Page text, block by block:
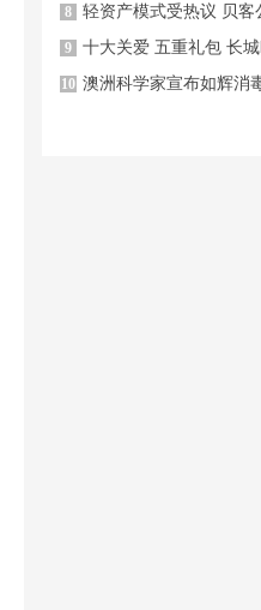
8 轻资产模式受热议 贝
9 十大关爱 五重礼包 长
10 澳洲科学家宣布如辉消